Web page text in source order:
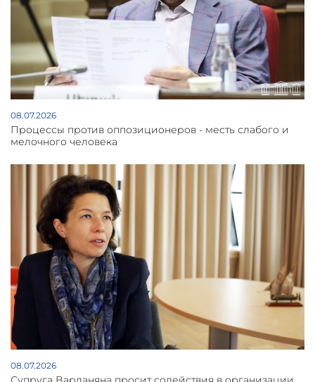
08.07.2026
Процессы против оппозиционеров - месть слабого и
мелочного человека
08.07.2026